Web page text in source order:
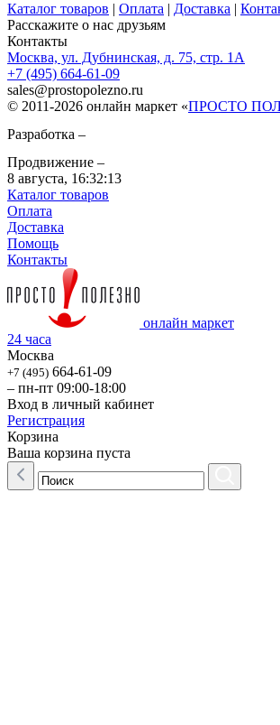
Каталог товаров | Оплата | Доставка |
Расскажите о нас друзьям
Контакты
Москва, ул. Дубнинская, д. 75, стр. 1А
+7 (495) 664-61-09
sales@prostopolezno.ru
© 2011-2026 онлайн маркет «ПРОСТО
Разработка –
Продвижение –
8 августа, 16:32:13
Каталог товаров
Оплата
Доставка
Помощь
Контакты
онлайн маркет
24 часа
Москва
+7 (495) 664-61-09
– пн-пт 09:00-18:00
Вход в личный кабинет
Регистрация
Корзина
Ваша корзина пуста